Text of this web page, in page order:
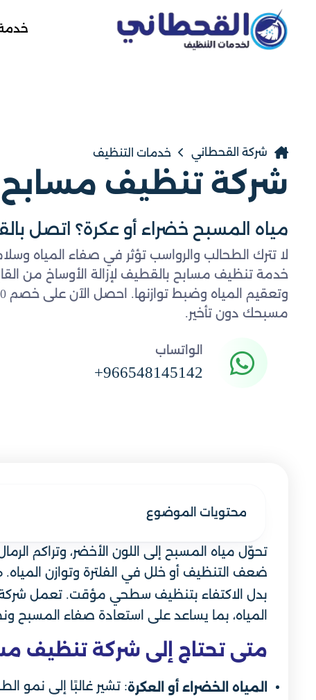
شركة القحطاني خدمات التنظيف
شركة تنظيف
مياه المسبح خضراء أو عكرة؟ اتصل بالقحطاني
لا تترك الطحالب والرواسب تؤثر في صفاء المياه
خدمة تنظيف مسابح بالقطيف لإزالة الأوساخ من القاع
مسبحك دون تأخير.
الواتساب
+966548145142
محتويات الموضوع
تحوّل مياه المسبح إلى اللون الأخضر، وتراكم
ضعف التنظيف أو خلل في الفلترة وتوازن المياه.
بدل الاكتفاء بتنظيف سطحي مؤقت. تعمل شركة
المياه، بما يساعد على استعادة صفاء المسبح
متى تحتاج إلى شركة تنظيف
المياه الخضراء أو العكرة: تشير غالبًا إلى نمو